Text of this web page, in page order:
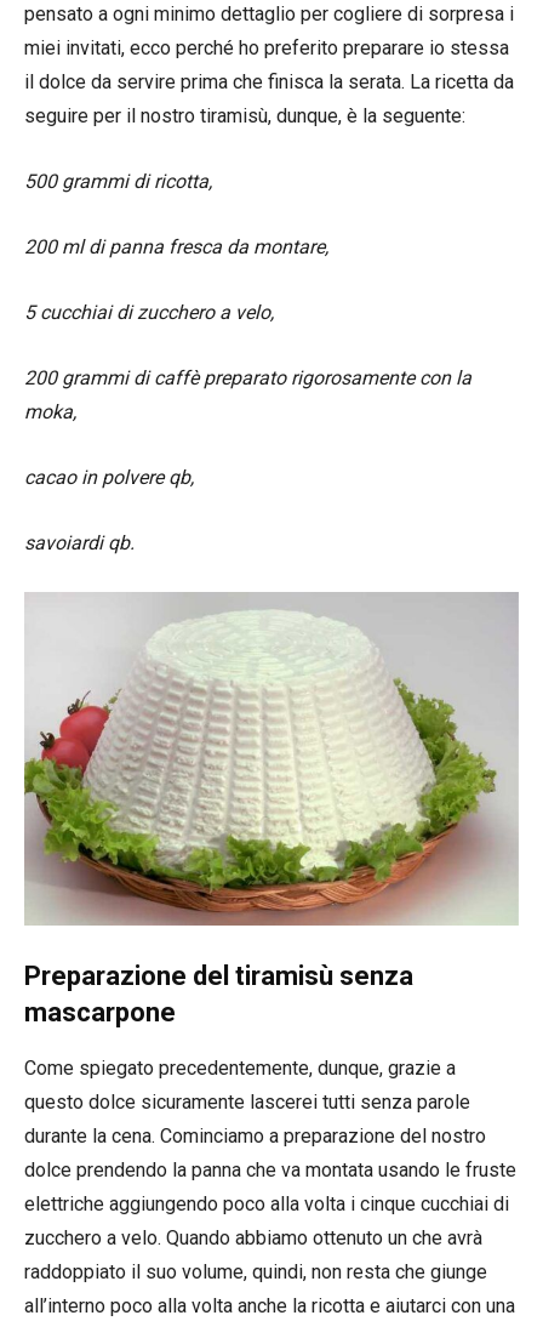
pensato a ogni minimo dettaglio per cogliere di sorpresa i
miei invitati, ecco perché ho preferito preparare io stessa
il dolce da servire prima che finisca la serata. La ricetta da
seguire per il nostro tiramisù, dunque, è la seguente:
500 grammi di ricotta,
200 ml di panna fresca da montare,
5 cucchiai di zucchero a velo,
200 grammi di caffè preparato rigorosamente con la
moka,
cacao in polvere qb,
savoiardi qb.
Preparazione del tiramisù senza
mascarpone
Come spiegato precedentemente, dunque, grazie a
questo dolce sicuramente lascerei tutti senza parole
durante la cena. Cominciamo a preparazione del nostro
dolce prendendo la panna che va montata usando le fruste
elettriche aggiungendo poco alla volta i cinque cucchiai di
zucchero a velo. Quando abbiamo ottenuto un che avrà
raddoppiato il suo volume, quindi, non resta che giunge
all’interno poco alla volta anche la ricotta e aiutarci con una